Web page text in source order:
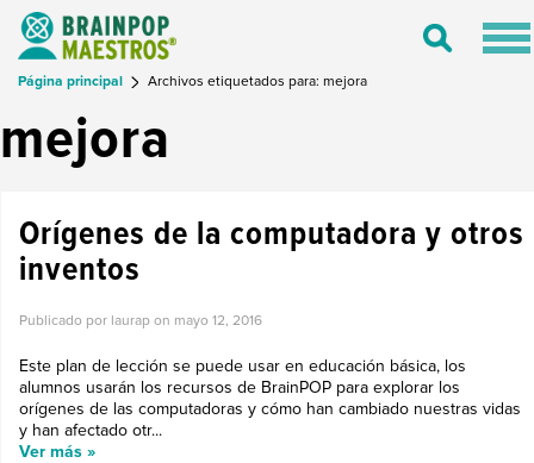
Toggle
Página principal Archivos etiquetados para: mejora
mejora
Orígenes de la computadora y otros
inventos
Publicado por laurap on mayo 12, 2016
Este plan de lección se puede usar en educación básica, los
alumnos usarán los recursos de BrainPOP para explorar los
orígenes de las computadoras y cómo han cambiado nuestras vidas
y han afectado otr...
Ver más »